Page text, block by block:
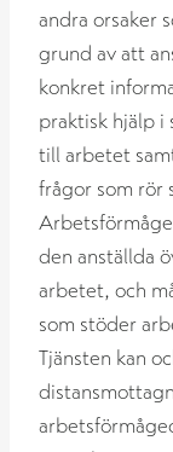
andra orsaker
grund av att
konkret
praktisk hjälp i
till arbetet
frågor som rör
den anställda
arbetet, och
som stöder
Tjänsten kan